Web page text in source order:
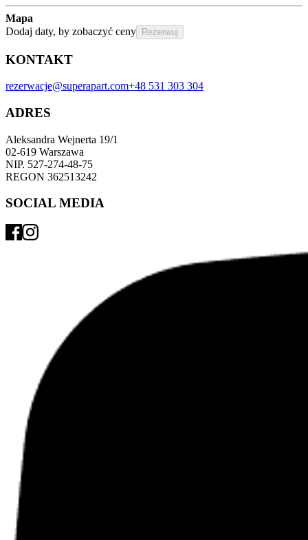
Mapa
Dodaj daty, by zobaczyć ceny
Rezerwuj
KONTAKT
rezerwacje@superapart.com+48 531 303 304
ADRES
Aleksandra Wejnerta 19/1
02-619 Warszawa
NIP. 527-274-48-75
REGON 362513242
SOCIAL MEDIA